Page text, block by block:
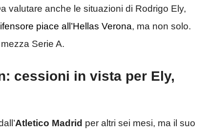
valutare anche le situazioni di Rodrigo Ely,
piace all’Hellas Verona, ma non solo.
Serie A.
cessioni in vista per Ely,
Atletico Madrid per altri sei mesi, ma il suo